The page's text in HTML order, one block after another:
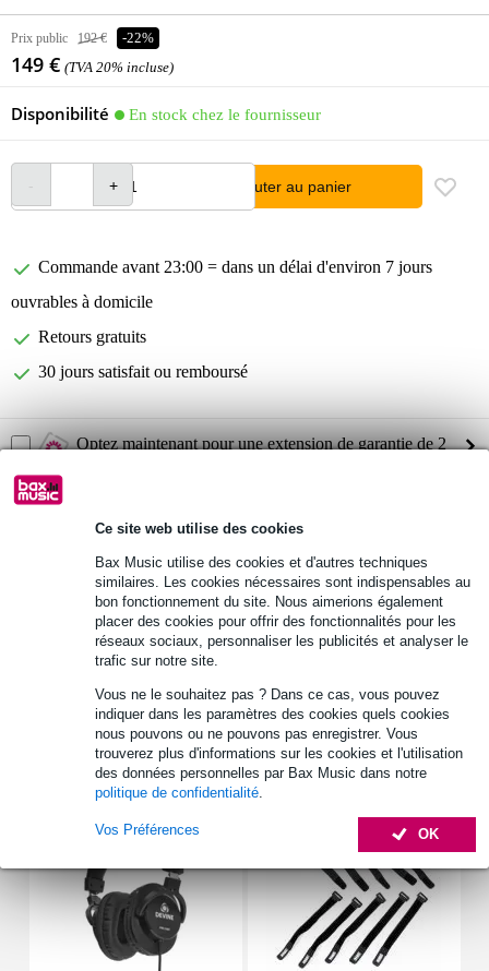
Ce site web utilise des cookies
Bax Music utilise des cookies et d'autres techniques
similaires. Les cookies nécessaires sont indispensables au
bon fonctionnement du site. Nous aimerions également
placer des cookies pour offrir des fonctionnalités pour les
réseaux sociaux, personnaliser les publicités et analyser le
trafic sur notre site.
Vous ne le souhaitez pas ? Dans ce cas, vous pouvez
indiquer dans les paramètres des cookies quels cookies
nous pouvons ou ne pouvons pas enregistrer. Vous
trouverez plus d'informations sur les cookies et l'utilisation
des données personnelles par Bax Music dans notre
politique de confidentialité.
OK
Vos Préférences
Prix public 192 € -22%
149 € (TVA 20% incluse)
Disponibilité En stock chez le fournisseur
Ajouter au panier
Commande avant 23:00 = dans un délai d'environ 7 jours
ouvrables à domicile
Retours gratuits
30 jours satisfait ou remboursé
Optez maintenant pour une extension de garantie de 2
Ecran OLED externe pour le P1-X
l'écran OLED large et lumineux vous fournit toutes les
informations cruciales de votre DAW
angle d'inclinaison réglable pour différentes positions
Afficher toutes les caractéristiques du produit
Accessoires (44)